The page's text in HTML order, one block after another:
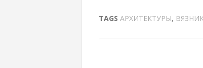
TAGS АРХИТЕКТУРЫ,